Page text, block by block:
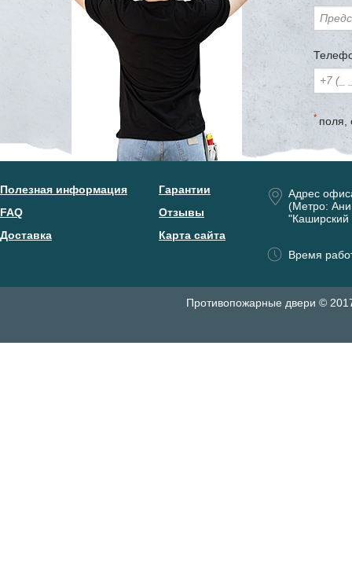
* поля,
Полезная информация
FAQ
Доставка
Гарантии
Отзывы
Карта сайта
Адрес
(Метро:
Время
Противопожарные двери ©